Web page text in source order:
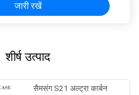
जारी रखें
शीर्ष उत्पाद
सैमसंग S21 अल्ट्रा कार्बन